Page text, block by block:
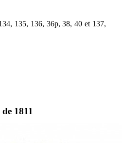
135, 136, 36p, 38, 40 et 137,
1811